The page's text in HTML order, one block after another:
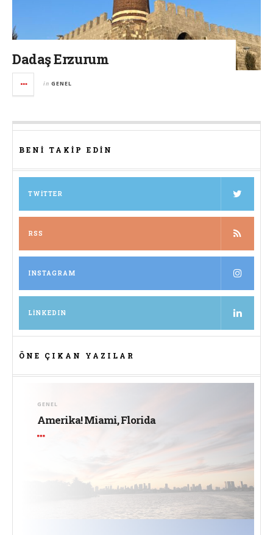
Dadaş Erzurum
in GENEL
BENI TAKIP EDIN
TWITTER
RSS
INSTAGRAM
LINKEDIN
ÖNE ÇIKAN YAZILAR
GENEL
Amerika! Miami, Florida